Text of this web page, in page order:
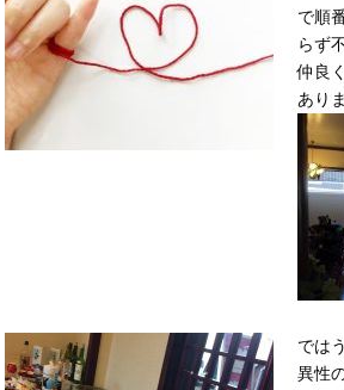
で順
らず
仲良
あり
では
異性